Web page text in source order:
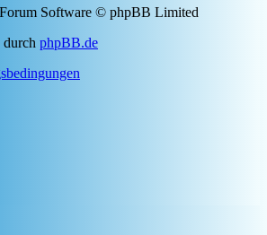
Software © phpBB Limited
durch phpBB.de